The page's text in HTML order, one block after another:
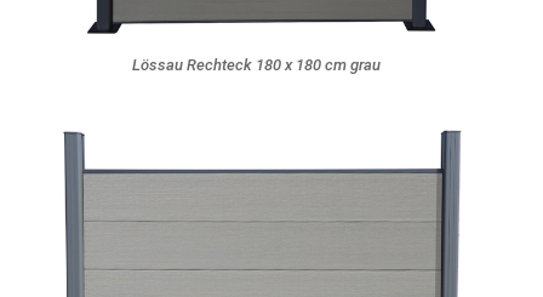
Lössau Rechteck 180 x 180 cm grau